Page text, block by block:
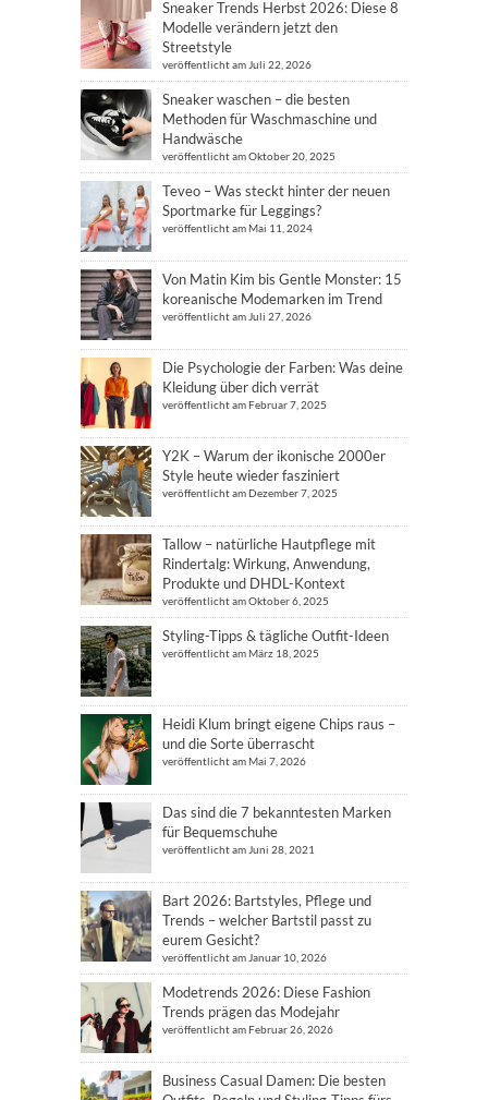
Sneaker Trends Herbst 2026: Diese 8
Modelle verändern jetzt den
Streetstyle
veröffentlicht am Juli 22, 2026
Sneaker waschen – die besten
Methoden für Waschmaschine und
Handwäsche
veröffentlicht am Oktober 20, 2025
Teveo – Was steckt hinter der neuen
Sportmarke für Leggings?
veröffentlicht am Mai 11, 2024
Von Matin Kim bis Gentle Monster: 15
koreanische Modemarken im Trend
veröffentlicht am Juli 27, 2026
Die Psychologie der Farben: Was deine
Kleidung über dich verrät
veröffentlicht am Februar 7, 2025
Y2K – Warum der ikonische 2000er
Style heute wieder fasziniert
veröffentlicht am Dezember 7, 2025
Tallow – natürliche Hautpflege mit
Rindertalg: Wirkung, Anwendung,
Produkte und DHDL-Kontext
veröffentlicht am Oktober 6, 2025
Styling-Tipps & tägliche Outfit-Ideen
veröffentlicht am März 18, 2025
Heidi Klum bringt eigene Chips raus –
und die Sorte überrascht
veröffentlicht am Mai 7, 2026
Das sind die 7 bekanntesten Marken
für Bequemschuhe
veröffentlicht am Juni 28, 2021
Bart 2026: Bartstyles, Pflege und
Trends – welcher Bartstil passt zu
eurem Gesicht?
veröffentlicht am Januar 10, 2026
Modetrends 2026: Diese Fashion
Trends prägen das Modejahr
veröffentlicht am Februar 26, 2026
Business Casual Damen: Die besten